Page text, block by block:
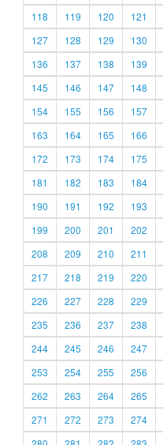
118
119 120 121
127
128 129 130
136
137 138 139
145
146 147 148
154
155 156 157
163
164 165 166
172
173 174 175
181
182 183 184
190
191 192 193
199
200 201 202
208
209 210 211
217
218 219 220
226
227 228 229
235
236 237 238
244
245 246 247
253
254 255 256
262
263 264 265
271
272 273 274